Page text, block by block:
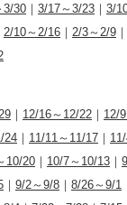
3/30 ｜ 3/17～3/23 ｜ 3/
2/10～2/16 ｜ 2/3～2/9 ｜
｜ 12/16～12/22 ｜ 12/
24 ｜ 11/11～11/17 ｜
10/20 ｜ 10/7～10/13 ｜
｜ 9/2～9/8 ｜ 8/26～9/1